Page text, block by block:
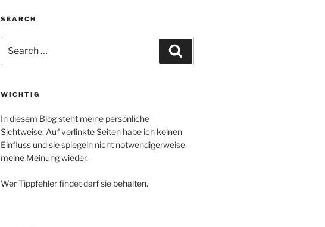
SEARCH
for:
WICHTIG
In diesem Blog steht meine persönliche
Sichtweise. Auf verlinkte Seiten habe ich keinen
Einfluss und sie spiegeln nicht notwendigerweise
meine Meinung wieder.
Wer Tippfehler findet darf sie behalten.